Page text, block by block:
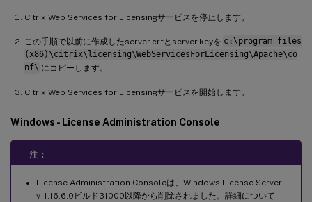
Citrix Web Services for Licensingサービスを停止します。
この手順で以前に作成したserver.crtとserver.keyを c:\program files
(x86)\citrix\licensing\WebServicesForLicensing\Apache\co
nf\ にコピーします。
Citrix Web Services for Licensingサービスを開始します。
Windows - License Administration Console
注：
License Administration Consoleは、Windows License Server
v11.16.6.0ビルド31000以降から削除されました。詳細について